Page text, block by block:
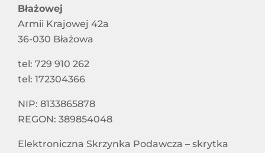
Błażowej
Armii Krajowej 42a
36-030 Błażowa
tel: 729 910 262
tel: 172304366
NIP: 8133865878
REGON: 389854048
Elektroniczna Skrzynka Podawcza – skrytka